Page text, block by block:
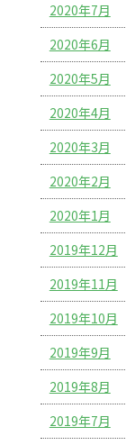
2020年7月
2020年6月
2020年5月
2020年4月
2020年3月
2020年2月
2020年1月
2019年12月
2019年11月
2019年10月
2019年9月
2019年8月
2019年7月